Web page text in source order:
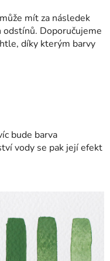
mít za následek
Doporučujeme
díky kterým barvy
bude barva
vody se pak její efekt